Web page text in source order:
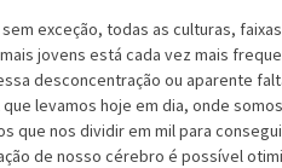
exceção, todas as culturas,
jovens está cada vez mais
desconcentração ou aparente
levamos hoje em dia, onde
que nos dividir em mil para
de nosso cérebro é possível